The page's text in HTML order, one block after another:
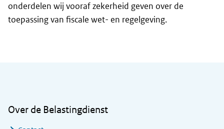
onderdelen wij vooraf zekerheid geven over de
toepassing van fiscale wet- en regelgeving.
Over de Belastingdienst